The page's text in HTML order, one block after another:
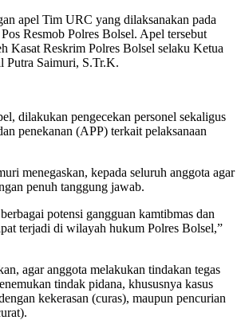
apel Tim URC yang dilaksanakan pada
Resmob Polres Bolsel. Apel tersebut
Kasat Reskrim Polres Bolsel selaku Ketua
Saimuri, S.Tr.K.
dilakukan pengecekan personel sekaligus
penekanan (APP) terkait pelaksanaan
menegaskan, kepada seluruh anggota agar
penuh tanggung jawab.
potensi gangguan kamtibmas dan
terjadi di wilayah hukum Polres Bolsel,”
agar anggota melakukan tindakan tegas
tindak pidana, khususnya kasus
kekerasan (curas), maupun pencurian